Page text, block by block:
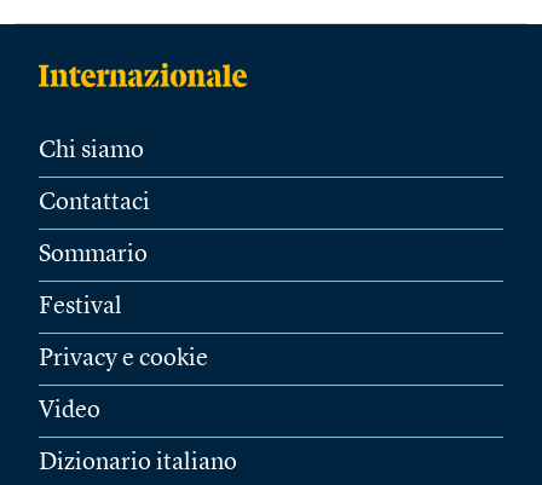
Chi siamo
Contattaci
Sommario
Festival
Privacy e cookie
Video
Dizionario italiano